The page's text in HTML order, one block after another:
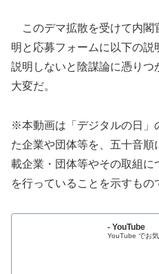
このデマ拡散を受けて内閣
明と応募フォームに以下の
説明しないと陰謀論に憑りつ
大変だ。
※本動画は「デジタルの日」
た企業や団体等を、五十音
載企業・団体等やその取組
を行っていることを示すもの
- YouTube
YouTube でお